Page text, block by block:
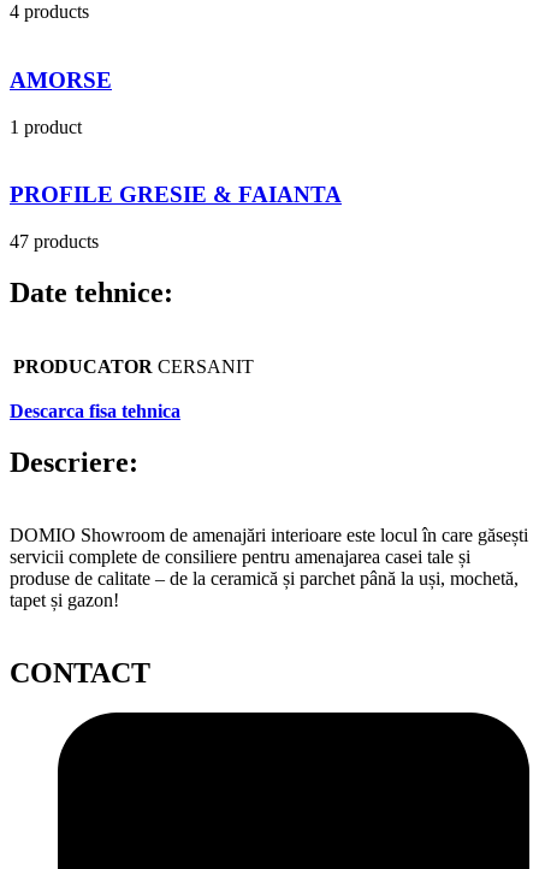
4 products
AMORSE
1 product
PROFILE GRESIE & FAIANTA
47 products
Date tehnice:
PRODUCATOR CERSANIT
Descarca fisa tehnica
Descriere:
DOMIO Showroom de amenajări interioare este locul în care găsești
servicii complete de consiliere pentru amenajarea casei tale și
produse de calitate – de la ceramică și parchet până la uși, mochetă,
tapet și gazon!
CONTACT